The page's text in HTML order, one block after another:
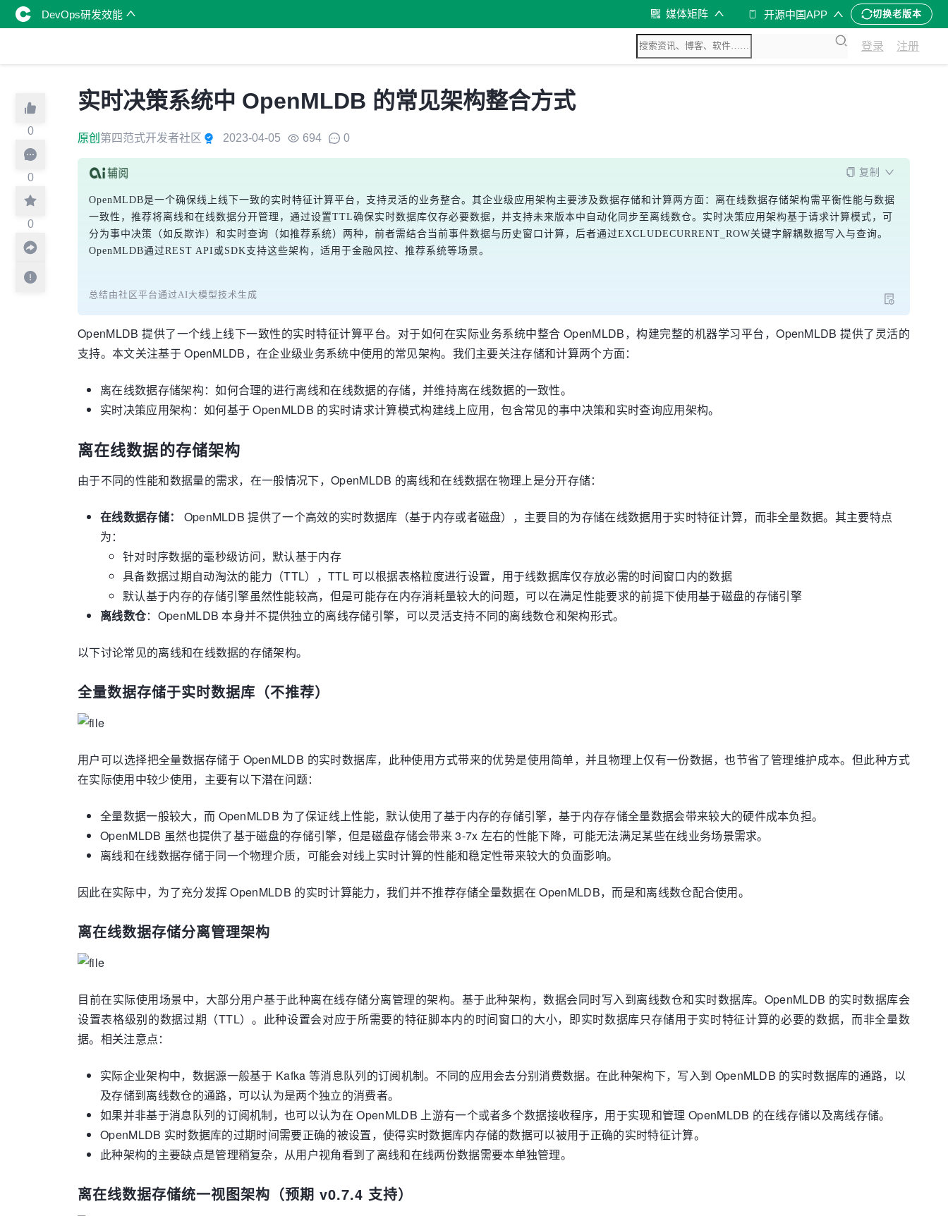
DevOps研发效能 媒体矩阵 开源中国APP 切换老版本
登录 注册
0
0
0
实时决策系统中 OpenMLDB 的常见架构整合方式
原创 第四范式开发者社区 2023-04-05 694 0
复制
OpenMLDB是一个确保线上线下一致的实时特征计算平台，支持灵活的业务整合。其企业级应用架构主要涉及数据存储和计算两方面：离在线数据存储架构需平衡性能与数据
一致性，推荐将离线和在线数据分开管理，通过设置TTL确保实时数据库仅存必要数据，并支持未来版本中自动化同步至离线数仓。实时决策应用架构基于请求计算模式，可
分为事中决策（如反欺诈）和实时查询（如推荐系统）两种，前者需结合当前事件数据与历史窗口计算，后者通过EXCLUDECURRENT_ROW关键字解耦数据写入与查询。
OpenMLDB通过REST API或SDK支持这些架构，适用于金融风控、推荐系统等场景。
总结由社区平台通过AI大模型技术生成
OpenMLDB 提供了一个线上线下一致性的实时特征计算平台。对于如何在实际业务系统中整合 OpenMLDB，构建完整的机器学习平台，OpenMLDB 提供了灵活的
支持。本文关注基于 OpenMLDB，在企业级业务系统中使用的常见架构。我们主要关注存储和计算两个方面：
离在线数据存储架构：如何合理的进行离线和在线数据的存储，并维持离在线数据的一致性。
实时决策应用架构：如何基于 OpenMLDB 的实时请求计算模式构建线上应用，包含常见的事中决策和实时查询应用架构。
离在线数据的存储架构
由于不同的性能和数据量的需求，在一般情况下，OpenMLDB 的离线和在线数据在物理上是分开存储：
在线数据存储：
OpenMLDB 提供了一个高效的实时数据库（基于内存或者磁盘），主要目的为存储在线数据用于实时特征计算，而非全量数据。其主要特点
为：
针对时序数据的毫秒级访问，默认基于内存
具备数据过期自动淘汰的能力（TTL），TTL 可以根据表格粒度进行设置，用于线数据库仅存放必需的时间窗口内的数据
默认基于内存的存储引擎虽然性能较高，但是可能存在内存消耗量较大的问题，可以在满足性能要求的前提下使用基于磁盘的存储引擎
离线数仓：OpenMLDB 本身并不提供独立的离线存储引擎，可以灵活支持不同的离线数仓和架构形式。
以下讨论常见的离线和在线数据的存储架构。
全量数据存储于实时数据库（不推荐）
用户可以选择把全量数据存储于 OpenMLDB 的实时数据库，此种使用方式带来的优势是使用简单，并且物理上仅有一份数据，也节省了管理维护成本。但此种方式
在实际使用中较少使用，主要有以下潜在问题：
全量数据一般较大，而 OpenMLDB 为了保证线上性能，默认使用了基于内存的存储引擎，基于内存存储全量数据会带来较大的硬件成本负担。
OpenMLDB 虽然也提供了基于磁盘的存储引擎，但是磁盘存储会带来 3-7x 左右的性能下降，可能无法满足某些在线业务场景需求。
离线和在线数据存储于同一个物理介质，可能会对线上实时计算的性能和稳定性带来较大的负面影响。
因此在实际中，为了充分发挥 OpenMLDB 的实时计算能力，我们并不推荐存储全量数据在 OpenMLDB，而是和离线数仓配合使用。
离在线数据存储分离管理架构
目前在实际使用场景中，大部分用户基于此种离在线存储分离管理的架构。基于此种架构，数据会同时写入到离线数仓和实时数据库。OpenMLDB 的实时数据库会
设置表格级别的数据过期（TTL）。此种设置会对应于所需要的特征脚本内的时间窗口的大小，即实时数据库只存储用于实时特征计算的必要的数据，而非全量数
据。相关注意点：
实际企业架构中，数据源一般基于 Kafka 等消息队列的订阅机制。不同的应用会去分别消费数据。在此种架构下，写入到 OpenMLDB 的实时数据库的通路，以
及存储到离线数仓的通路，可以认为是两个独立的消费者。
如果并非基于消息队列的订阅机制，也可以认为在 OpenMLDB 上游有一个或者多个数据接收程序，用于实现和管理 OpenMLDB 的在线存储以及离线存储。
OpenMLDB 实时数据库的过期时间需要正确的被设置，使得实时数据库内存储的数据可以被用于正确的实时特征计算。
此种架构的主要缺点是管理稍复杂，从用户视角看到了离线和在线两份数据需要本单独管理。
离在线数据存储统一视图架构（预期 v0.7.4 支持）